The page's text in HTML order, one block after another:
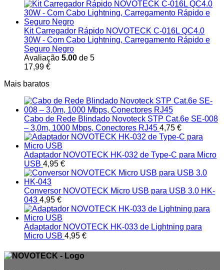
Kit Carregador Rápido NOVOTECK C-016L QC4.0
30W - Com Cabo Lightning, Carregamento Rápido e
Seguro Negro
Avaliação 5.00 de 5
17,99 €
Mais baratos
Cabo de Rede Blindado Novoteck STP Cat.6e SE-008
– 3,0m, 1000 Mbps, Conectores RJ45 4,75 €
Adaptador NOVOTECK HK-032 de Type-C para Micro
USB 4,95 €
Conversor NOVOTECK Micro USB para USB 3.0 HK-
043 4,95 €
Adaptador NOVOTECK HK-033 de Lightning para
Micro USB 4,95 €